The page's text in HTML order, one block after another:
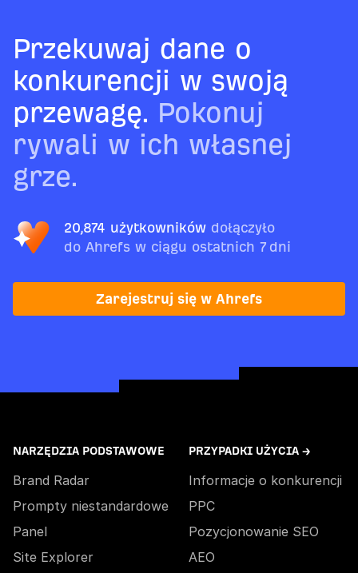
Przekuwaj dane o
konkurencji w swoją
przewagę. Pokonuj
rywali w ich własnej
grze.
20,874 użytkowników dołączyło
do Ahrefs w ciągu ostatnich 7 dni
Zarejestruj się w Ahrefs
NARZĘDZIA PODSTAWOWE
Brand Radar
Prompty niestandardowe
Panel
Site Explorer
PRZYPADKI UŻYCIA →
Informacje o konkurencji
PPC
Pozycjonowanie SEO
AEO